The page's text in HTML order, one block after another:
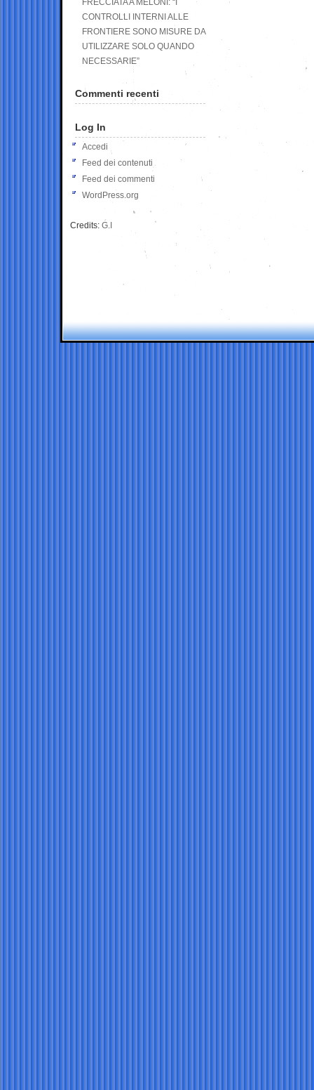
FRECCIATA A MELONI: “I
CONTROLLI INTERNI ALLE
FRONTIERE SONO MISURE DA
UTILIZZARE SOLO QUANDO
NECESSARIE”
Commenti recenti
Log In
Accedi
Feed dei contenuti
Feed dei commenti
WordPress.org
Credits: G.I